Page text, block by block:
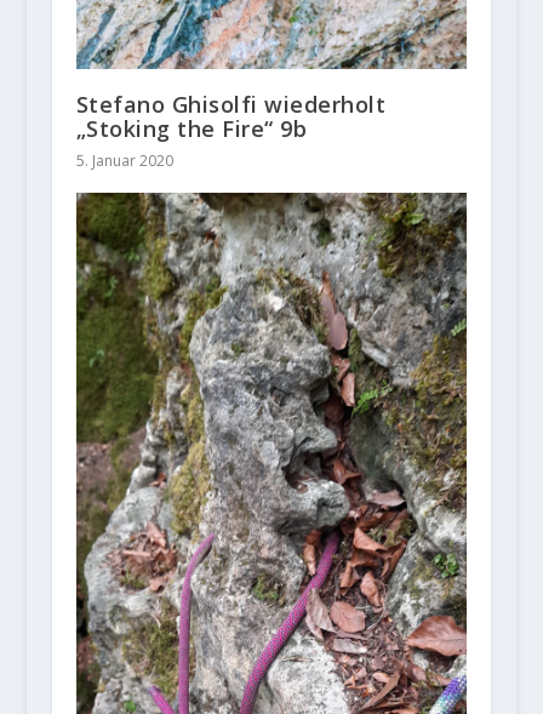
Stefano Ghisolfi wiederholt
„Stoking the Fire“ 9b
5. Januar 2020